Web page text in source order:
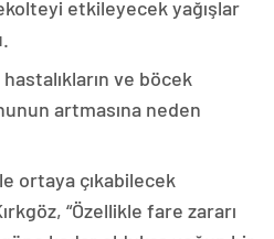
etkileyecek yağışlar
ve böcek
artmasına neden
ortaya çıkabilecek
“Özellikle fare zararı